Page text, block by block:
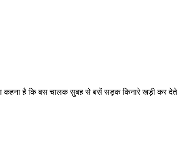
का कहना है कि बस चालक सुबह से बसें सड़क किनारे खड़ी कर देते